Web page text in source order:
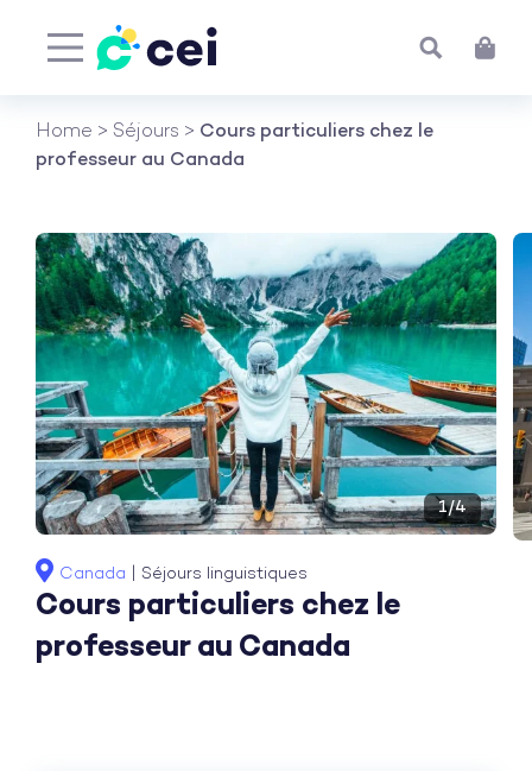
contenu
Home > Séjours > Cours particuliers chez le
professeur au Canada
1/4
Canada Séjours linguistiques
Cours particuliers chez le
professeur au Canada